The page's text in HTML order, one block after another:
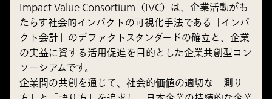
Impact Value Consortium（IVC）は、企業活動がも
たらす社会的インパクトの可視化手法である「インパ
クト会計」のデファクトスタンダードの確立と、企業
の実益に資する活用促進を目的とした企業共創型コン
ソーシアムです。
企業間の共創を通じて、社会的価値の適切な「測り